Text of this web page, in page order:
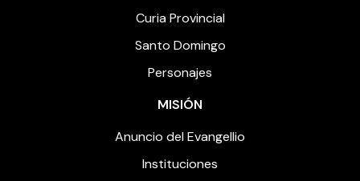
Curia Provincial
Santo Domingo
Personajes
MISIÓN
Anuncio del Evangellio
Instituciones